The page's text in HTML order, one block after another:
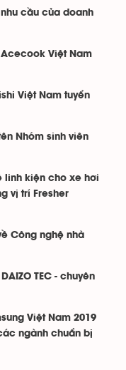
cầu của doanh
Việt Nam
Việt Nam tuyển
Nhóm sinh viên
linh kiện cho xe hơi
vị trí Fresher
Công nghệ nhà
TEC - chuyên
Việt Nam 2019
ngành chuẩn bị